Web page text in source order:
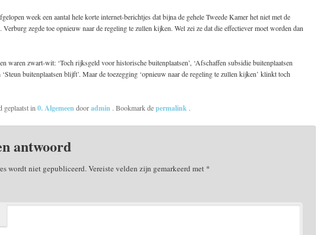
week een aantal hele korte internet-berichtjes dat bijna de gehele Tweede Kamer het niet met de
Verburg zegde toe opnieuw naar de regeling te zullen kijken. Wel zei ze dat die effectiever moet worden dan
waren zwart-wit: ‘Toch rijksgeld voor historische buitenplaatsen’, ‘Afschaffen subsidie buitenplaatsen
‘Steun buitenplaatsen blijft’. Maar de toezegging ‘opnieuw naar de regeling te zullen kijken’ klinkt toch
geplaatst in0. Algemeen dooradmin . Bookmark depermalink .
antwoord
wordt niet gepubliceerd.Vereiste velden zijn gemarkeerd met *